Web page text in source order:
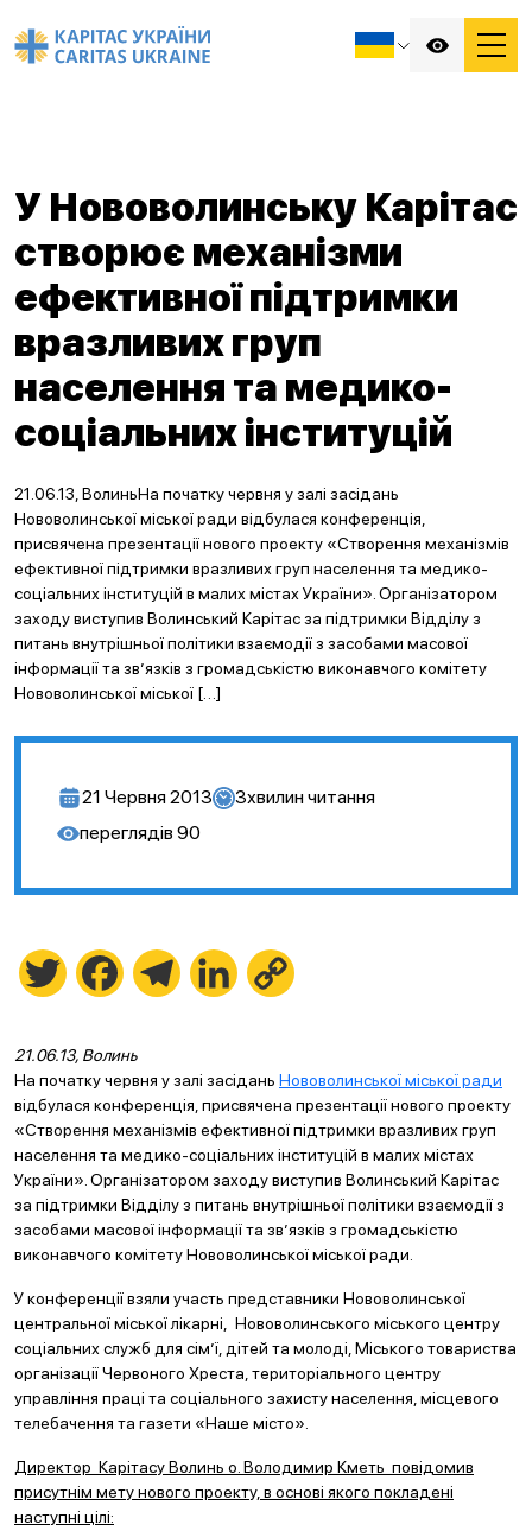
У Нововолинську Карітас
створює механізми
ефективної підтримки
вразливих груп
населення та медико-
соціальних інституцій
21.06.13, ВолиньНа початку червня у залі засідань
Нововолинської міської ради відбулася конференція,
присвячена презентації нового проекту «Створення механізмів
ефективної підтримки вразливих груп населення та медико-
соціальних інституцій в малих містах України». Організатором
заходу виступив Волинський Карітас за підтримки Відділу з
питань внутрішньої політики взаємодії з засобами масової
інформації та зв’язків з громадськістю виконавчого комітету
Нововолинської міської […]
21 Червня 2013 3хвилин читання
переглядів 90
Twitter FacebookTelegramLinkedIn
21.06.13, Волинь
На початку червня у залі засідань Нововолинської міської ради
відбулася конференція, присвячена презентації нового проекту
«Створення механізмів ефективної підтримки вразливих груп
населення та медико-соціальних інституцій в малих містах
України». Організатором заходу виступив Волинський Карітас
за підтримки Відділу з питань внутрішньої політики взаємодії з
засобами масової інформації та зв’язків з громадськістю
виконавчого комітету Нововолинської міської ради.
У конференції взяли участь представники Нововолинської
центральної міської лікарні, Нововолинського міського центру
соціальних служб для сім’ї, дітей та молоді, Міського товариства
організації Червоного Хреста, територіального центру
управління праці та соціального захисту населення, місцевого
телебачення та газети «Наше місто».
Директор Карітасу Волинь о. Володимир Кметь повідомив
присутнім мету нового проекту, в основі якого покладені
наступні цілі: